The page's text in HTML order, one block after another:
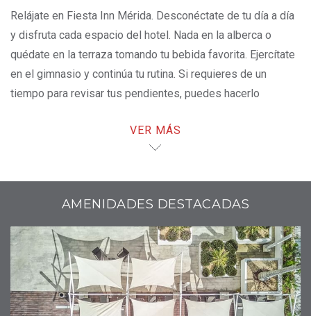
Relájate en Fiesta Inn Mérida. Desconéctate de tu día a día
y disfruta cada espacio del hotel. Nada en la alberca o
quédate en la terraza tomando tu bebida favorita. Ejercítate
en el gimnasio y continúa tu rutina. Si requieres de un
tiempo para revisar tus pendientes, puedes hacerlo
acceso a internet de alta velocidad, o en el Business Center
VER MÁS
AMENIDADES DESTACADAS